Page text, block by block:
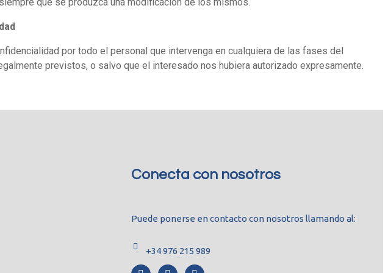
por todo el personal que intervenga en cualquiera de las fases del
previstos, o salvo que el interesado nos hubiera autorizado expresamente.
Conecta con nosotros
Puede ponerse en contacto con nosotros llamando al:
+34 976 215 989